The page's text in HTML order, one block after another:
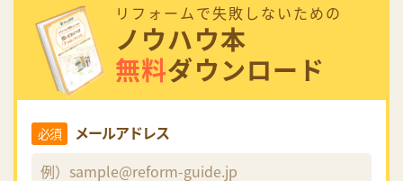
リフォームで失敗しないための
ノウハウ本
無料ダウンロード
必須 メールアドレス